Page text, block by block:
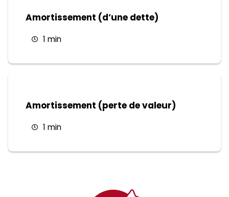
Amortissement (d’une dette)
1 min
Amortissement (perte de valeur)
1 min